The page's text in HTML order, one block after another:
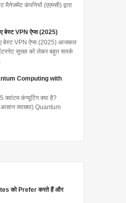
कंपनियों (एएमसी) द्वारा
VPN ऐप्स (2025)
बेस्ट VPN ऐप्स (2025) आजकल
सुरक्षा को लेकर बहुत सतर्क
Computing with
कंप्यूटिंग क्या है?
व्याख्या) Quantum
को Prefer करते हैं और